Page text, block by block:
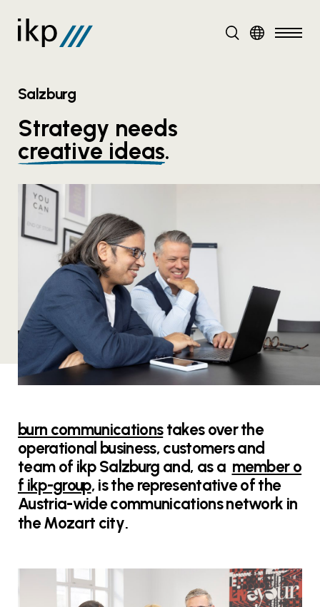
DE
Salzburg
Strategy needs
creative ideas.
burn communicationstakes over the
operational business, customers and
team of ikp Salzburg and, as a member o
f ikp-group, is the representative of the
Austria-wide communications network in
the Mozart city.